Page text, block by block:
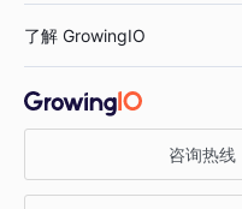
汽车行业
金融行业
智能运营
获客分析
增长公开课
增长博客
了解 GrowingIO
关于 GrowingIO
增长大会
咨询热线